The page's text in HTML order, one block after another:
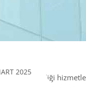
2025